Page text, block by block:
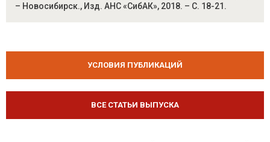
– Новосибирск., Изд. АНС «СибАК», 2018. – С. 18-21.
УСЛОВИЯ ПУБЛИКАЦИЙ
ВСЕ СТАТЬИ ВЫПУСКА